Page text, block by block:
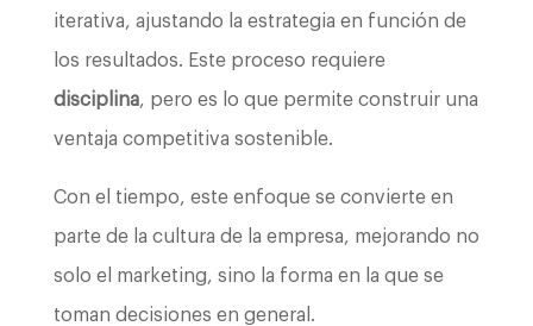
iterativa, ajustando la estrategia en función de
los resultados. Este proceso requiere
disciplina, pero es lo que permite construir una
ventaja competitiva sostenible.
Con el tiempo, este enfoque se convierte en
parte de la cultura de la empresa, mejorando no
solo el marketing, sino la forma en la que se
toman decisiones en general.